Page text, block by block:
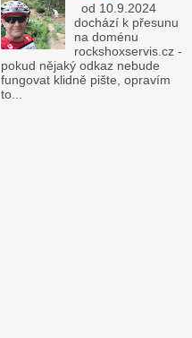
od 10.9.2024
dochází k přesunu
na doménu
rockshoxservis.cz -
pokud nějaký odkaz nebude
fungovat klidně pište, opravím
to...